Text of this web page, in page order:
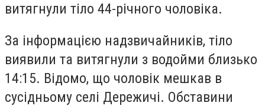
витягнули тіло 44-річного чоловіка.
За інформацією надзвичайників, тіло
виявили та витягнули з водойми близько
14:15. Відомо, що чоловік мешкав в
сусідньому селі Дережичі. Обставини